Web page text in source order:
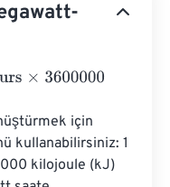
için
kullanabilirsiniz: 1
kilojoule (kJ)